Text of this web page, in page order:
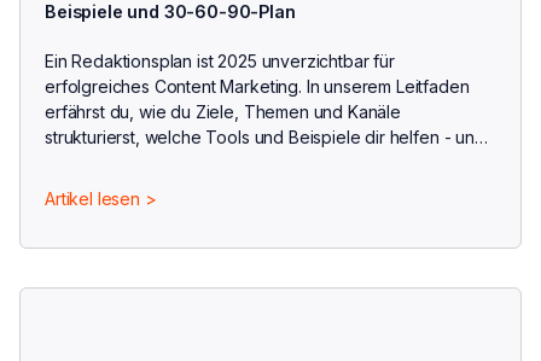
Beispiele und 30-60-90-Plan
Ein Redaktionsplan ist 2025 unverzichtbar für
erfolgreiches Content Marketing. In unserem Leitfaden
erfährst du, wie du Ziele, Themen und Kanäle
strukturierst, welche Tools und Beispiele dir helfen - und
Umsetzung startest.
Artikel lesen >